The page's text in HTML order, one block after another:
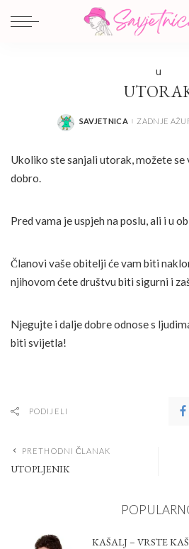
U
POSTED
SAVJETNICA ZADNJE
Ukoliko ste sanjali utorak, možete
dobro.
Pred vama je uspjeh na poslu, ali i u
Članovi vaše obitelji će vam biti
njihovom ćete društvu biti sigurni i
Njegujte i dalje dobre odnose s
biti svijetla!
PODIJELI
PRETHODNI ČLANAK
UTOPLJENIK
KAŠALJ – VRSTE